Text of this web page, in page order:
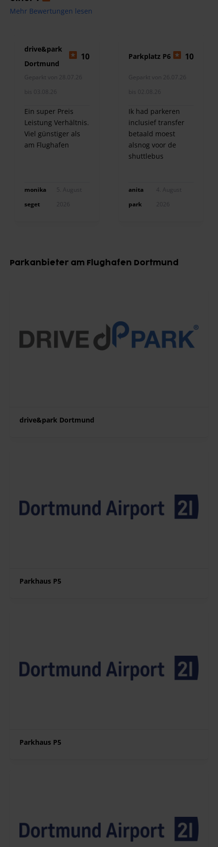
Mehr Bewertungen lesen
drive&park
Dortmund
10
Geparkt von 28.07.26
bis 03.08.26
Ein super Preis
Leistung Verhältnis.
Viel günstiger als
am Flughafen
monika
seget
5. August
2026
Parkplatz P6 10
Geparkt von 26.07.26
bis 02.08.26
Ik had parkeren
inclusief transfer
betaald moest
alsnog voor de
shuttlebus
anita
park
4. August
2026
Parkanbieter am Flughafen Dortmund
drive&park Dortmund
Parkhaus P5
Parkhaus P5